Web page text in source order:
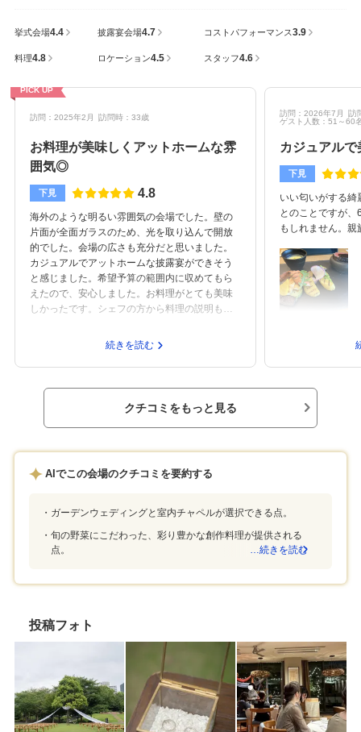
挙式会場4.4 披露宴会場4.7 コストパフォーマンス3.9
料理4.8 ロケーション4.5 スタッフ4.6
PICK UP
訪問：2025年2月 訪問時：33歳
お料理が美味しくアットホームな雰
囲気◎
下見 4.8
海外のような明るい雰囲気の会場でした。壁の
片面が全面ガラスのため、光を取り込んで開放
的でした。会場の広さも充分だと思いました。
カジュアルでアットホームな披露宴ができそう
と感じました。希望予算の範囲内に収めてもら
えたので、安心しました。お料理がとても美味
しかったです。シェフの方から料理の説明も直
コース内容も柔軟に変更できます。品川駅から
ゲストが多い場合はアクセスが良く、とても安
心だと思います。何人ものスタッフさんと話す
機会がありました。みなさんとても優しく丁寧
に説明してくださいました。チームワークも良
く感じました。硬すぎずゲストにリラックスし
真を見せてもらえたので、参考になったのと同
いました。スタッフさん達が当日のように振る
わきました。カジュアルでアットホームな雰囲
気の披露宴にしたい方は特によいと思います。
する必要がありそうです。
続きを読む
訪問：2026年7月
訪
ゲスト人数：51～60
カジュアル
下見
いい匂いがする
とのことですが
もしれません。
うなので、それで
露宴会場で、カジ
た。60名の予定
ージできていま
た上で本番のメ
なので、楽しみで
ち並ぶ、舗装さ
ンナーさんだけで
ました。翌週に
前のパーティでジ
面白いと思いまし
で自由にカスタマ
り差はありませ
予約しました。
クチコミをもっと見る
AIでこの会場のクチコミを要約する
ガーデンウェディングと室内チャペルが選択できる点。
旬の野菜にこだわった、彩り豊かな創作料理が提供される
点。
…続きを読む
投稿フォト